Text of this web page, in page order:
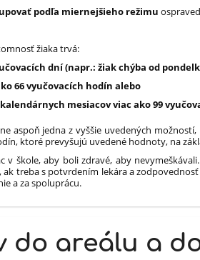
podľa miernejšieho režimu
žiaka trvá:
dní (napr.: žiak chýba od
66 vyučovacích hodín alebo
mesiacov viac ako 99
aspoň jedna z vyššie uvedených
ktoré prevyšujú uvedené hodnoty, na
v škole, aby boli zdravé, aby
treba s potvrdením lekára a
a za spoluprácu.
do areálu a